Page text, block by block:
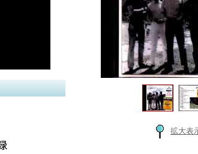
拡大表